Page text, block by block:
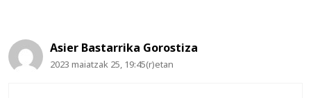
Asier Bastarrika Gorostiza
2023 maiatzak 25, 19:45(r)etan